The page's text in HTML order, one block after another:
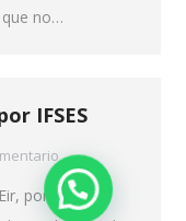
que no…
IFSES
por IFSES,